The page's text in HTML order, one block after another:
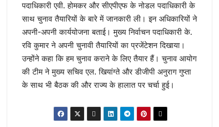
पदाधिकारी एवी. होमकर और सीएपीएफ के नोडल पदाधिकारी के
साथ चुनाव तैयारियों के बारे में जानकारी ली। इन अधिकारियों ने
अपनी-अपनी कार्ययोजना बताई। मुख्य निर्वाचन पदाधिकारी के.
रवि कुमार ने अपनी चुनावी तैयारियों का प्रजेंटेशन दिखाया।
उन्होंने कहा कि हम चुनाव कराने के लिए तैयार हैं। चुनाव आयोग
की टीम ने मुख्य सचिव एल. खियांग्ते और डीजीपी अनुराग गुप्ता
के साथ भी बैठक की और राज्य के हालात पर चर्चा हुई।